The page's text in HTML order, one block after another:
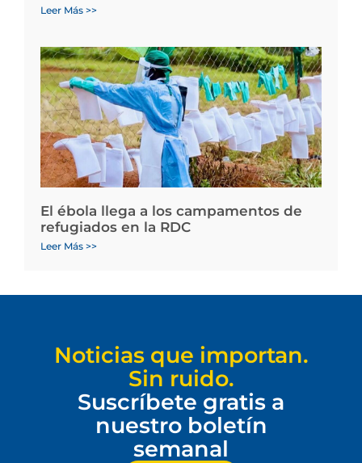
Leer Más >>
El ébola llega a los campamentos de
refugiados en la RDC
Leer Más >>
Noticias que importan.
Sin ruido.
Suscríbete gratis a
nuestro boletín
semanal